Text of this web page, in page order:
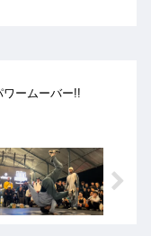
ワームーバー!!